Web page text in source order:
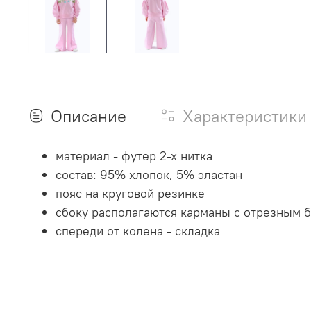
Описание Характеристики
материал - футер 2-х нитка
состав: 95% хлопок, 5% эластан
пояс на круговой резинке
сбоку располагаются карманы с отрезным
спереди от колена - складка